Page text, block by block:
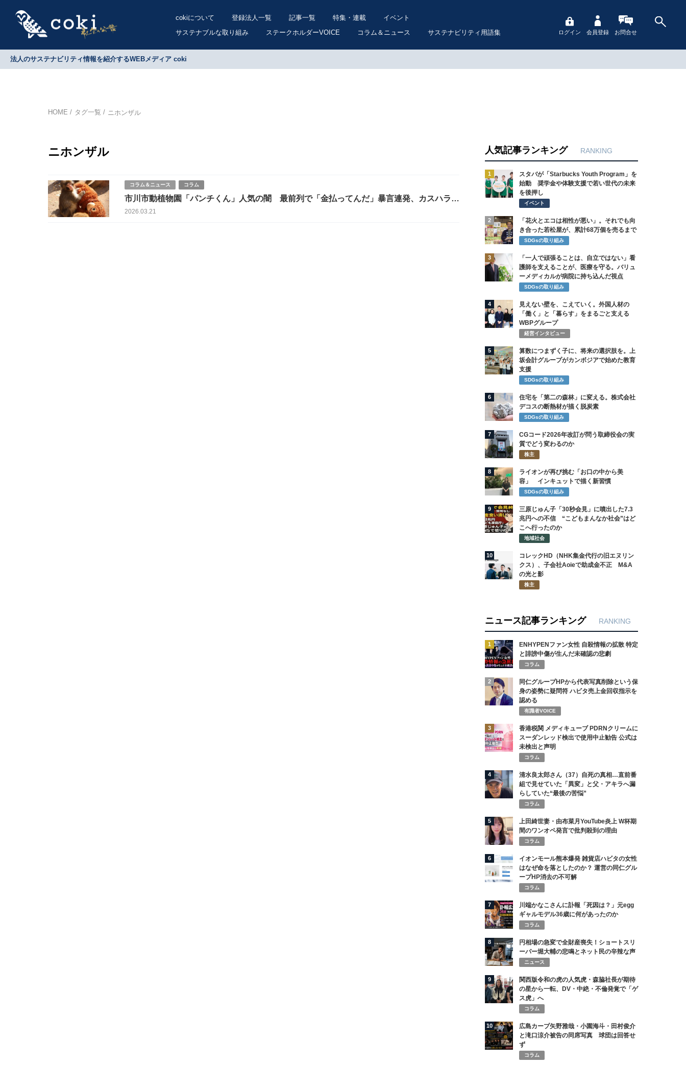
cokiについて 登録法人一覧 記事一覧 特集・連載
イベント
サステナブルな取り組み
ステークホルダーVOICE コラム＆ニュース サステナビリティ用語集 ログイン 会員登録 お問合せ
法人のサステナビリティ情報を紹介するWEBメディア coki
HOME タグ一覧 ニホンザル
ニホンザル
コラム＆ニュース コラム
市川市動植物園「パンチくん」人気の闇 最前列で「金払ってんだ」暴言連発、カスハラが
スタッフを追い詰める
2026.03.21
人気記事ランキング RANKING
1
スタバが「Starbucks Youth Program」を
始動 奨学金や体験支援で若い世代の未来
を後押し
イベント
2
「花火とエコは相性が悪い」。それでも向
き合った若松屋が、累計68万個を売るまで
SDGsの取り組み
3
「一人で頑張ることは、自立ではない」看
護師を支えることが、医療を守る。バリュ
ーメディカルが病院に持ち込んだ視点
SDGsの取り組み
4
見えない壁を、こえていく。外国人材の
「働く」と「暮らす」をまるごと支える
WBPグループ
経営インタビュー
5
算数につまずく子に、将来の選択肢を。上
坂会計グループがカンボジアで始めた教育
支援
SDGsの取り組み
6
住宅を「第二の森林」に変える。株式会社
デコスの断熱材が描く脱炭素
SDGsの取り組み
7
CGコード2026年改訂が問う取締役会の実
質でどう変わるのか
株主
8
ライオンが再び挑む「お口の中から美
容」 インキュットで描く新習慣
SDGsの取り組み
9
三原じゅん子「30秒会見」に噴出した7.3
兆円への不信 “こどもまんなか社会”はど
こへ行ったのか
地域社会
10
コレックHD（NHK集金代行の旧エヌリン
クス）、子会社Aoieで助成金不正 M&A
の光と影
株主
ニュース記事ランキング RANKING
1
ENHYPENファン女性 自殺情報の拡散 特定
と誹謗中傷が生んだ未確認の悲劇
コラム
2
同仁グループHPから代表写真削除という保
身の姿勢に疑問符 ハビタ売上金回収指示を
認める
有識者VOICE
3
香港税関 メディキューブ PDRNクリームに
スーダンレッド検出で使用中止勧告 公式は
未検出と声明
コラム
4
清水良太郎さん（37）自死の真相…直前番
組で見せていた「異変」と父・アキラへ漏
らしていた“最後の苦悩”
コラム
5
上田綺世妻・由布菜月YouTube炎上 W杯期
間のワンオペ発言で批判殺到の理由
コラム
6
イオンモール熊本爆発 雑貨店ハビタの女性
はなぜ命を落としたのか？ 運営の同仁グル
ープHP消去の不可解
コラム
7
川端かなこさんに訃報「死因は？」元egg
ギャルモデル36歳に何があったのか
コラム
8
円相場の急変で全財産喪失！ショートスリ
ーパー堀大輔の悲鳴とネット民の辛辣な声
ニュース
9
関西版令和の虎の人気虎・森脇社長が期待
の星から一転、DV・中絶・不倫発覚で「ゲ
ス虎」へ
コラム
10
広島カープ矢野雅哉・小園海斗・田村俊介
と滝口涼介被告の同席写真 球団は回答せ
ず
コラム